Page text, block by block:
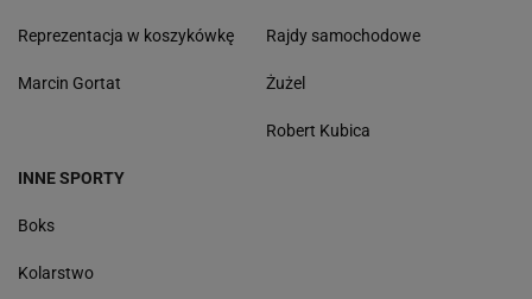
Reprezentacja w koszykówkę
Marcin Gortat
Rajdy samochodowe
Żużel
Robert Kubica
INNE SPORTY
Boks
Kolarstwo